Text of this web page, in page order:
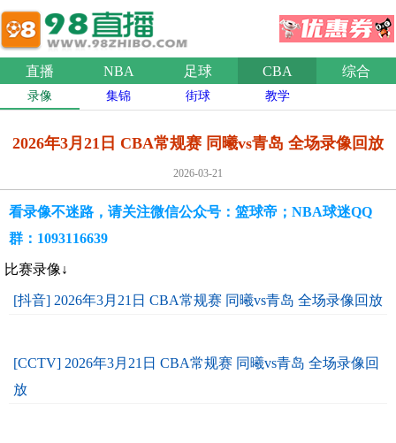
直播 NBA 足球 CBA 综合
录像 集锦 街球 教学
2026年3月21日 CBA常规赛 同曦vs青岛 全场录像回放
2026-03-21
看录像不迷路，请关注微信公众号：篮球帝；NBA球迷QQ
群：1093116639
比赛录像↓
[抖音] 2026年3月21日 CBA常规赛 同曦vs青岛 全场录像回放
[CCTV] 2026年3月21日 CBA常规赛 同曦vs青岛 全场录像回
放